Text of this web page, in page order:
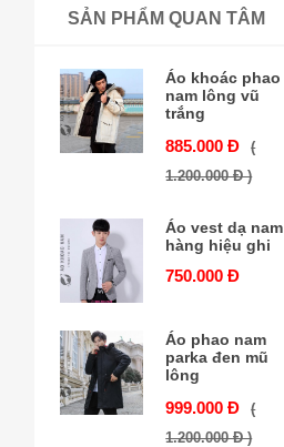
SẢN PHẨM QUAN TÂM
Áo khoác phao
nam lông vũ
trắng
885.000 Đ
(
1.200.000 Đ )
Áo vest dạ nam
hàng hiệu ghi
750.000 Đ
Áo phao nam
parka đen mũ
lông
999.000 Đ
(
1.200.000 Đ )